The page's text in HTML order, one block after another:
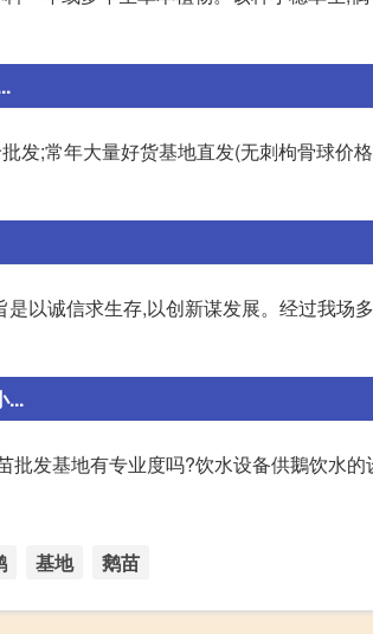
发;常年大量好货基地直发(无刺枸骨球价
以诚信求生存,以创新谋发展。经过我场
...
发基地有专业度吗?饮水设备供鵝饮水
基地 鹅苗